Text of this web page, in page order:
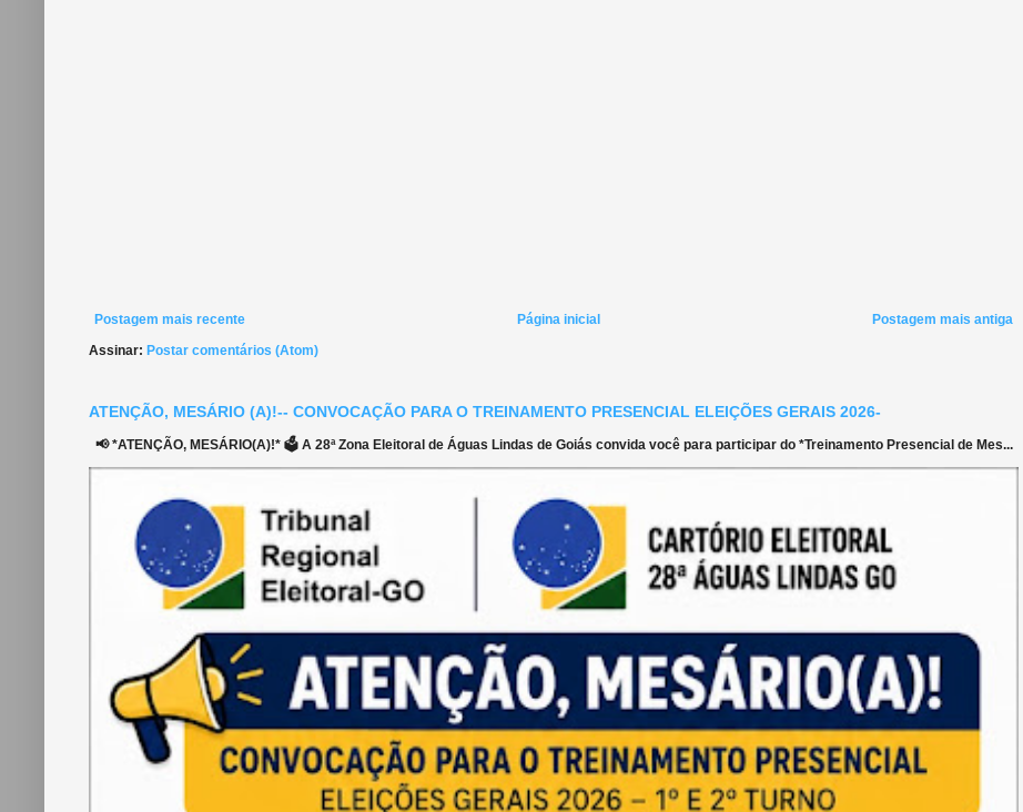
Postagem mais recente Postagem mais antiga
Página inicial
Assinar: Postar comentários (Atom)
ATENÇÃO, MESÁRIO (A)!-- CONVOCAÇÃO PARA O TREINAMENTO PRESENCIAL ELEIÇÕES GERAIS 2026-
📢 *ATENÇÃO, MESÁRIO(A)!* 🗳️ A 28ª Zona Eleitoral de Águas Lindas de Goiás convida você para participar do *Treinamento Presencial de Mes...